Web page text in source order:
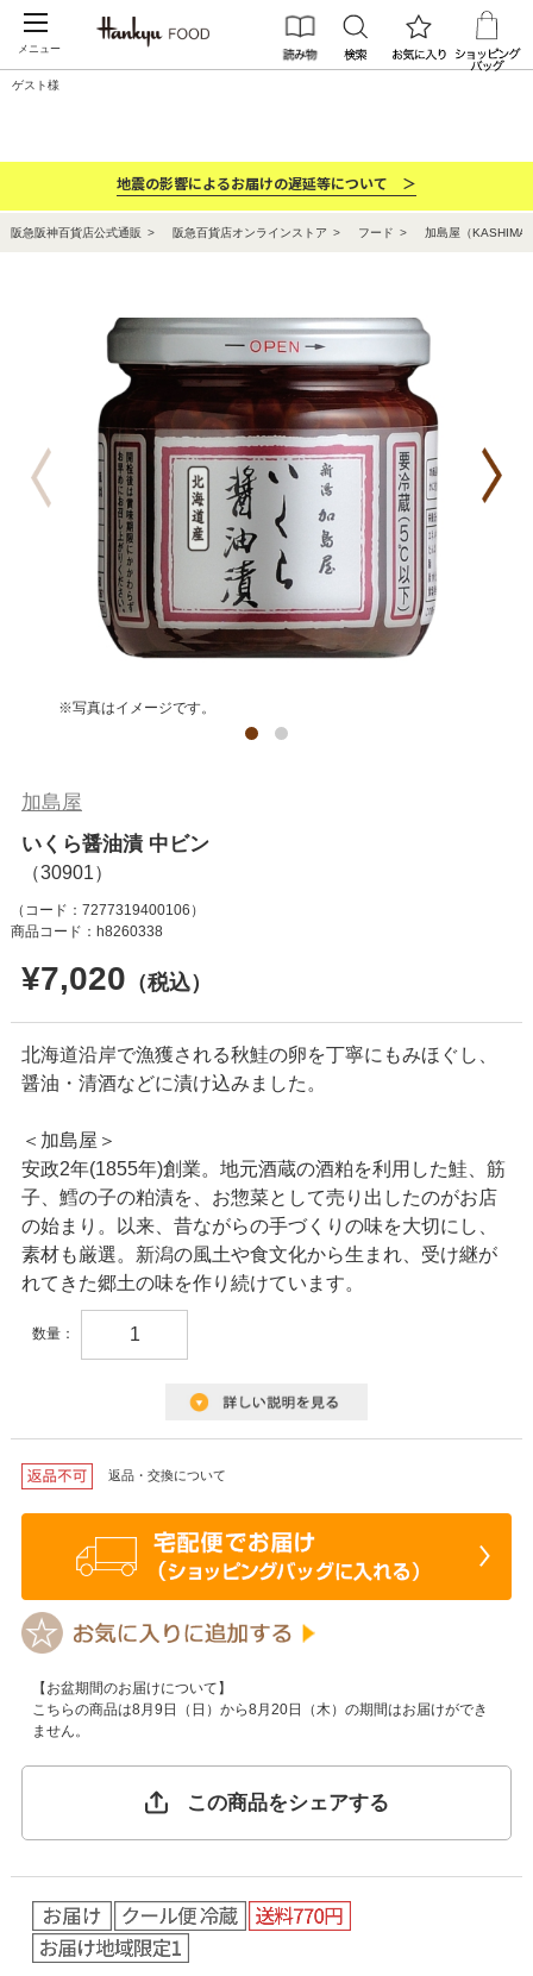
メニュー
ゲスト様
地震の影響によるお届けの遅延等について ＞
阪急阪神百貨店公式通販 阪急百貨店オンラインストア フード 加島屋（
※写真はイメージです。
加島屋
いくら醤油漬 中ビン
（コード： 7277319400106 ）
商品コード：h8260338
¥7,020 （税込）
北海道沿岸で漁獲される秋鮭の卵を丁寧にもみほぐし、
醤油・清酒などに漬け込みました。
＜加島屋＞
安政2年(1855年)創業。地元酒蔵の酒粕を利用した鮭、筋
子、鱈の子の粕漬を、お惣菜として売り出したのがお店
の始まり。以来、昔ながらの手づくりの味を大切にし、
素材も厳選。新潟の風土や食文化から生まれ、受け継が
れてきた郷土の味を作り続けています。
数量：
返品・交換について
【お盆期間のお届けについて】
こちらの商品は8月9日（日）から8月20日（木）の期間はお届けができ
ません。
この商品をシェアする